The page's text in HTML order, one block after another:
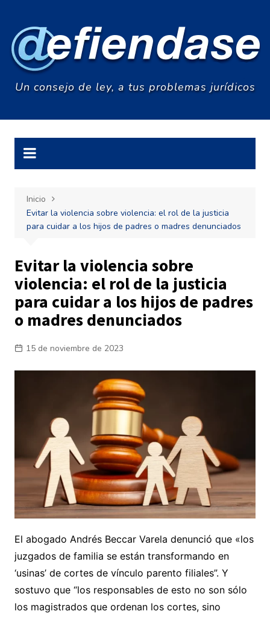
contenido
Un consejo de ley, a tus problemas jurídicos
Inicio
Evitar la violencia sobre violencia: el rol de la justicia
para cuidar a los hijos de padres o madres denunciados
Evitar la violencia sobre
violencia: el rol de la justicia
para cuidar a los hijos de padres
o madres denunciados
15 de noviembre de 2023
El abogado Andrés Beccar Varela denunció que «los
juzgados de familia se están transformando en
‘usinas’ de cortes de vínculo parento filiales”. Y
sostuvo que “los responsables de esto no son sólo
los magistrados que ordenan los cortes, sino